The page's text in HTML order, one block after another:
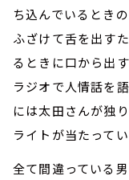
ち込んでいるとき
ふざけて舌を出す
るときに口から出
ラジオで人情話を
には太田さんが独
ライトが当たってい
全て間違っている